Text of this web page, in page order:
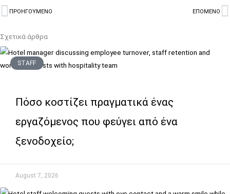
Prev
ΠΡΟΗΓΟΥΜΕΝΟ ΕΠΟΜΕΝΟ
Σχετικά άρθρα
STAFF
Πόσο κοστίζει πραγματικά ένας
εργαζόμενος που φεύγει από ένα
ξενοδοχείο;
August 7, 2026